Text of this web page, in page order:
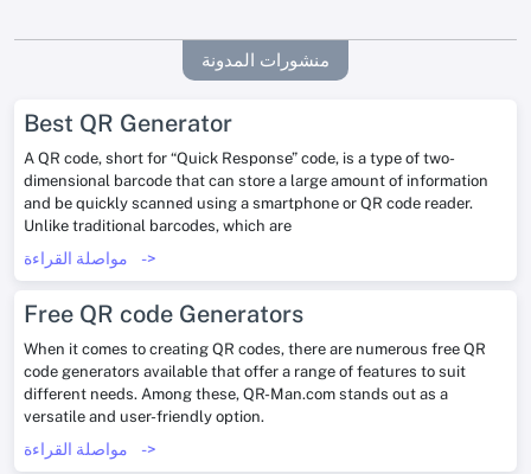
منشورات المدونة
Best QR Generator
A QR code, short for “Quick Response” code, is a type of two-
dimensional barcode that can store a large amount of information
and be quickly scanned using a smartphone or QR code reader.
Unlike traditional barcodes, which are
->
Free QR code Generators
When it comes to creating QR codes, there are numerous free QR
code generators available that offer a range of features to suit
different needs. Among these, QR-Man.com stands out as a
versatile and user-friendly option.
->